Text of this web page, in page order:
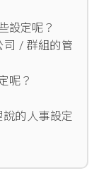
設定呢？
司 / 群組的管
呢？
的人事設定